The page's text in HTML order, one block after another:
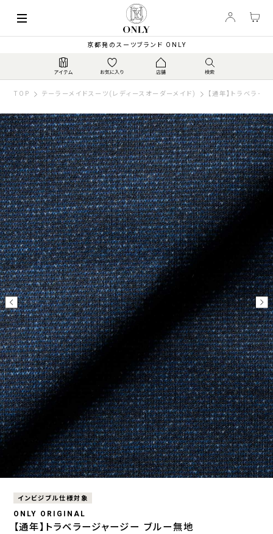
京都発のスーツブランド ONLY
TOP テーラーメイドスーツ(レディースオーダーメイド) 【通年】トラベラー
インビジブル仕様対象
ONLY ORIGINAL
【通年】トラベラージャージー ブルー無地